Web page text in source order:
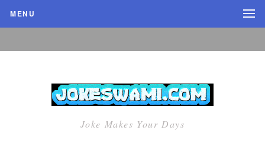
MENU
Joke Makes Your Days